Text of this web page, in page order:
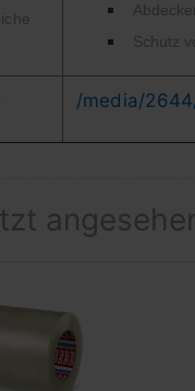
Schutz
/media/